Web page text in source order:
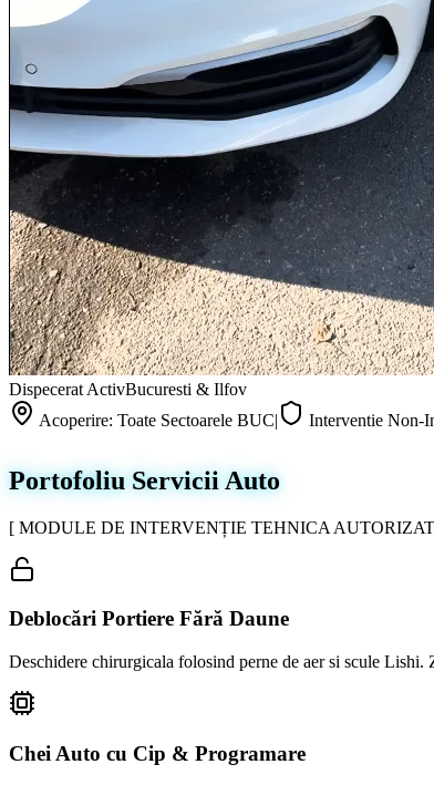
Dispecerat ActivBucuresti & Ilfov
Acoperire: Toate Sectoarele BUC| Interventie Non-
Portofoliu Servicii Auto
[ MODULE DE INTERVENȚIE TEHNICA
Deblocări Portiere Fără Daune
Deschidere chirurgicala folosind perne de aer si scule Lishi.
Chei Auto cu Cip & Programare